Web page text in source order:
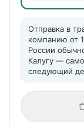
Отправка в
компанию от
России
Калугу —
следующий